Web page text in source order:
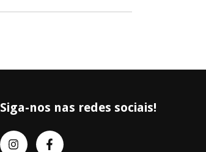
Siga-nos nas redes sociais!